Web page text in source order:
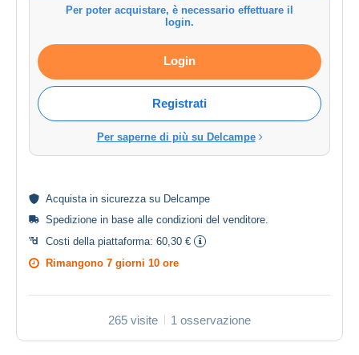
Per poter acquistare, è necessario effettuare il
login.
Login
Registrati
Per saperne di più su Delcampe
Acquista in sicurezza su Delcampe
Spedizione in base alle condizioni del venditore
Costi della piattaforma: 60,30 €
Rimangono 7 giorni 10 ore
265 visite 1 osservazione